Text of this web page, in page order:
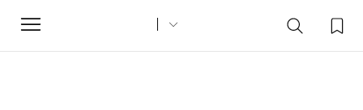
Toggle
navigation